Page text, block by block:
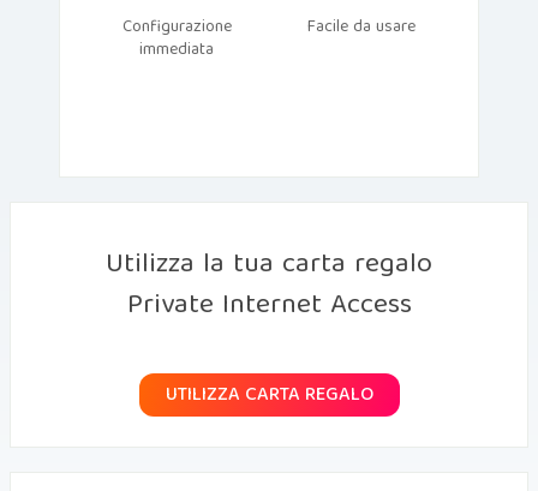
Configurazione
immediata
Facile da usare
Utilizza la tua carta regalo
Private Internet Access
UTILIZZA CARTA REGALO